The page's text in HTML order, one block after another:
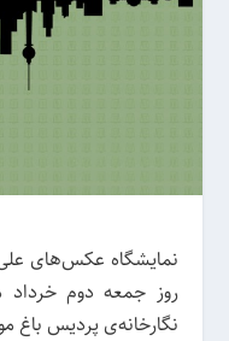
نمایشگاه عکس‌های
نگارخانه‌ی پردیس باغ